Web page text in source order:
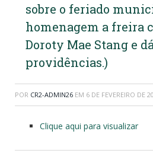
sobre o feriado
homenagem a freira
Doroty Mae Stang e
providências.)
POR CR2-ADMIN26 EM 6 DE FEVEREIRO DE
Clique aqui para visualizar